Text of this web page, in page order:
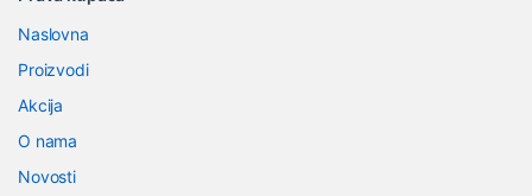
Naslovna
Proizvodi
Akcija
O nama
Novosti